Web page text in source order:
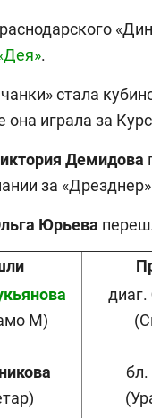
.
стала
играла за
Демидова
за
Юрьева
М)
диаг.
бл.